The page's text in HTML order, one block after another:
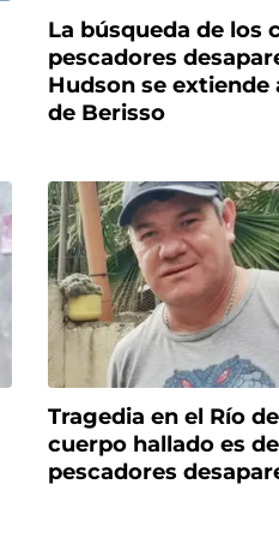
La búsqueda de los
pescadores
Hudson se extiende
de Berisso
Tragedia en el Río
cuerpo hallado es
pescadores